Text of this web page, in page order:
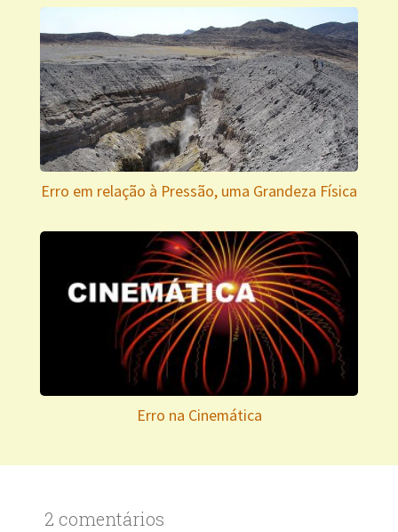
Erro em relação à Pressão, uma Grandeza Física
Erro na Cinemática
2 comentários